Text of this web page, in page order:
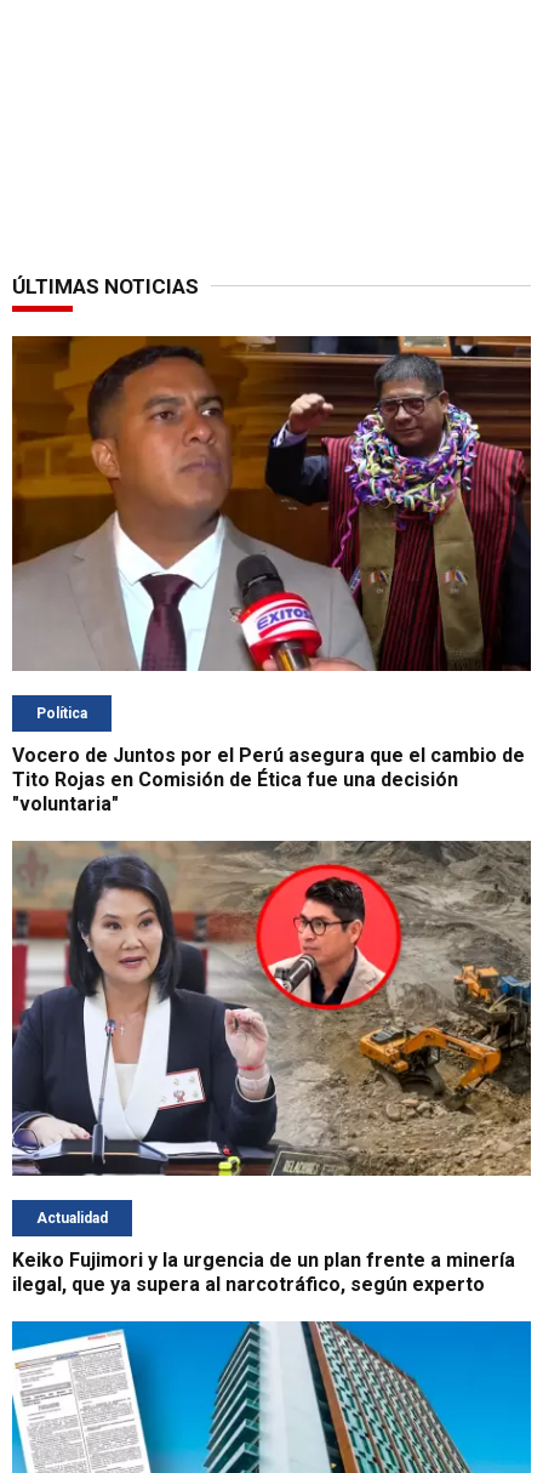
ÚLTIMAS NOTICIAS
Política
Vocero de Juntos por el Perú asegura que el cambio de
Tito Rojas en Comisión de Ética fue una decisión
"voluntaria"
Actualidad
Keiko Fujimori y la urgencia de un plan frente a minería
ilegal, que ya supera al narcotráfico, según experto